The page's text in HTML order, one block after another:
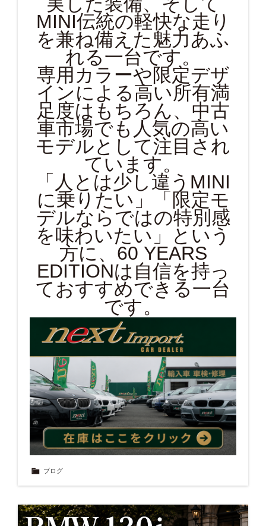
MINI伝統の軽快な走り
を兼ね備えた魅力あふ
れる一台です。
専用カラーや限定デザ
インによる高い所有満
足度はもちろん、中古
車市場でも人気の高い
モデルとして注目され
ています。
「人とは少し違うMINI
に乗りたい」「限定モ
デルならではの特別感
を味わいたい」という
方に、60 YEARS
EDITIONは自信を持っ
ておすすめできる一台
です。
ブログ